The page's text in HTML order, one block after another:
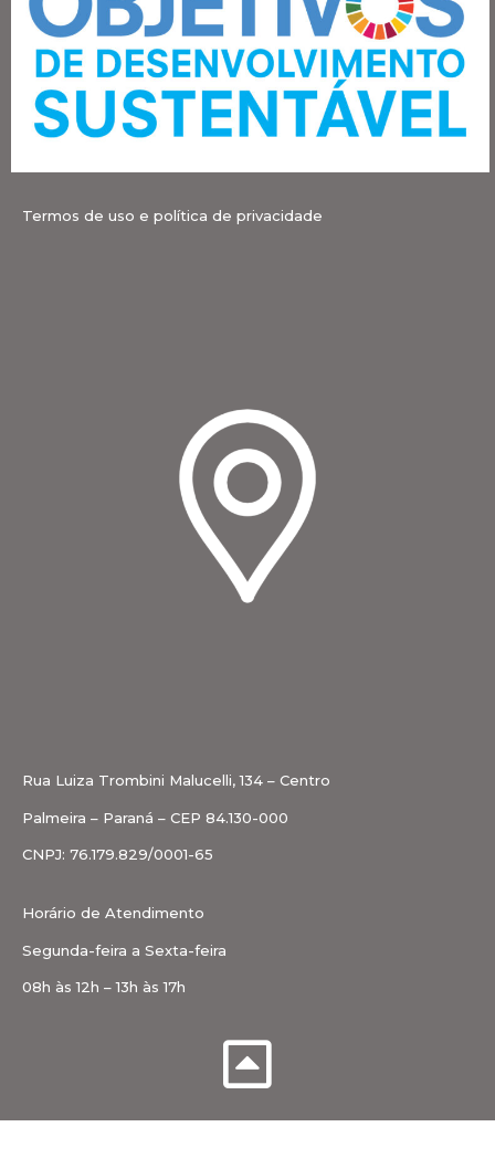
Termos de uso e política de privacidade
Rua Luiza Trombini Malucelli, 134 – Centro
Palmeira – Paraná – CEP 84.130-000
CNPJ: 76.179.829/0001-65
Horário de Atendimento
Segunda-feira a Sexta-feira
08h às 12h – 13h às 17h